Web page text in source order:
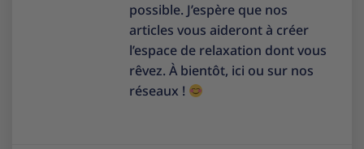
possible. J’espère que nos
articles vous aideront à créer
l’espace de relaxation dont vous
rêvez. À bientôt, ici ou sur nos
réseaux !